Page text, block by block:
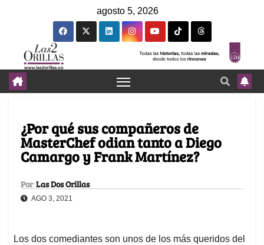
agosto 5, 2026
¿Por qué sus compañeros de
MasterChef odian tanto a Diego
Camargo y Frank Martínez?
Por Las Dos Orillas
AGO 3, 2021
Los dos comediantes son unos de los más queridos del